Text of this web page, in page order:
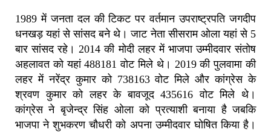
1989 में जनता दल की टिकट पर वर्तमान उपराष्ट्रपति जगदीप
धनखड़ यहां से सांसद बने थे। जाट नेता सीसराम ओला यहां से 5
बार सांसद रहे। 2014 की मोदी लहर में भाजपा उम्‍मीदवार संतोष
अहलावत को यहां 488181 वोट मिले थे। 2019 की पुलवामा की
लहर में नरेंद्र कुमार को 738163 वोट मिले और कांग्रेस के
श्रवण कुमार को लहर के बावजूद 435616 वोट मिले थे।
कांग्रेस ने बृजेन्द्र सिंह ओला को प्रत्याशी बनाया है जबकि
भाजपा ने शुभकरण चौधरी को अपना उम्मीदवार घोषित किया है।